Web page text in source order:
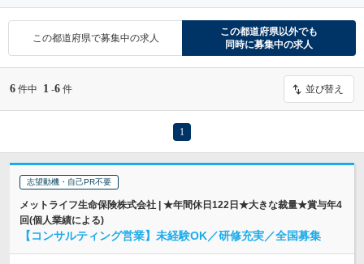
この都道府県で募集中の求人
この都道府県以外でも
同時に募集中の求人
6 件中 1 -6 件 並び替え
1
志望動機・自己PR不要
メットライフ生命保険株式会社 | ★年間休日122日★大きな裁量★賞与年4
回(個人業績による)
【コンサルティング営業】未経験OK／研修充実／全国募集